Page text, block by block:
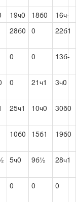
19ч0 18б0
16ч-
28б0 0 22б1
0 0 13б-
0 21ч1 3ч0
25ч1 10ч0 30б0
10б0 15б1 19б0
5ч0 9б½ 28ч1
0 0 0